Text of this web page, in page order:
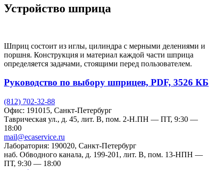
Устройство шприца
Шприц состоит из иглы, цилиндра с мерными делениями и
поршня. Конструкция и материал каждой части шприца
определяется задачами, стоящими перед пользователем.
Руководство по выбору шприцев, PDF, 3526 КБ
(812) 702-32-88
Офис: 191015, Санкт-Петербург
Таврическая ул., д. 45, лит. В, пом. 2-Н.ПН — ПТ, 9:30 —
18:00
mail@ecaservice.ru
Лаборатория: 190020, Санкт-Петербург
наб. Обводного канала, д. 199-201, лит. В, пом. 13-НПН —
ПТ, 9:30 — 18:00